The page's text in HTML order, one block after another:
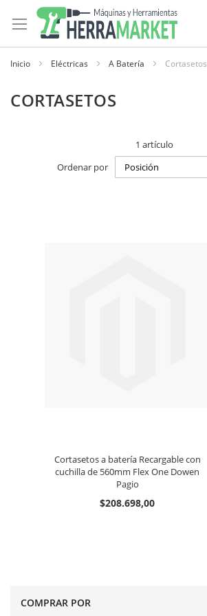
al
contenido
Inicio Eléctricas A Batería Cortasetos
CORTASETOS
1 artículo
Ordenar por
Cortasetos a batería Recargable con
cuchilla de 560mm Flex One Dowen
Pagio
$208.698,00
COMPRAR POR